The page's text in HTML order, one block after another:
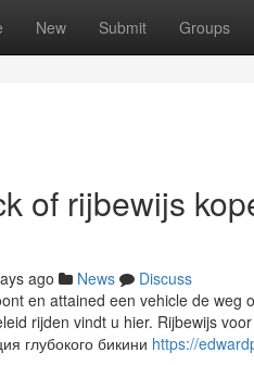
New Submit Groups
of rijbewijs
ago News
Discuss
en attained een vehicle de
rijden vindt u hier. Rijbewijs
глубокого бикини https://